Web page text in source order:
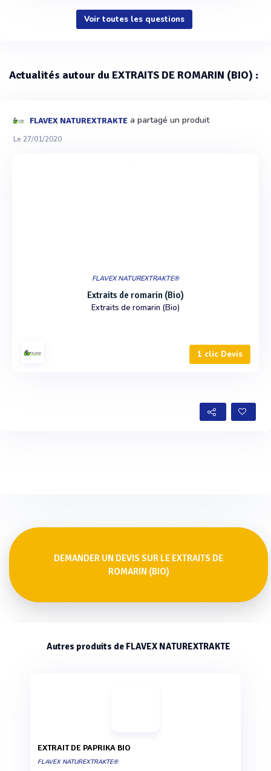
Voir toutes les questions
Actualités autour du EXTRAITS DE ROMARIN (BIO) :
FLAVEX NATUREXTRAKTE a partagé un produit
Le 27/01/2020
FLAVEX NATUREXTRAKTE®
Extraits de romarin (Bio)
Extraits de romarin (Bio)
1 clic Devis
DEMANDER UN DEVIS SUR LE EXTRAITS DE
ROMARIN (BIO)
Autres produits de FLAVEX NATUREXTRAKTE
EXTRAIT DE PAPRIKA BIO
FLAVEX NATUREXTRAKTE®